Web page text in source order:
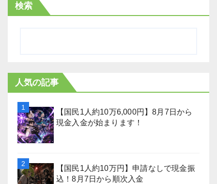
検索
人気の記事
【国民1人約10万6,000円】8月7日から
現金入金が始まります！
【国民1人約10万円】申請なしで現金振
込！8月7日から順次入金